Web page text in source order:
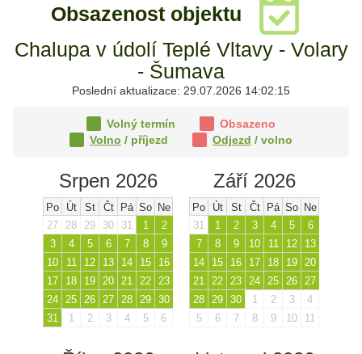
Obsazenost objektu
Chalupa v údolí Teplé Vltavy - Volary
- Šumava
Poslední aktualizace: 29.07.2026 14:02:15
Volný termín
Obsazeno
Volno / příjezd Odjezd / volno
Srpen 2026
Po Út St Čt Pá So Ne
27
28 29 30 31 1
2
3
4 5 6 7 8
9
10
11 12 13 14 15
16
17
18 19 20 21 22 23
24 25 26 27 28 29 30
31
1 2 3 4 5 6
Září 2026
Po Út St Čt Pá So Ne
31
1 2 3 4 5
6
7
8 9 10 11 12
13
14
15 16 17 18 19 20
21 22 23 24 25 26 27
28 29 30 1 2 3
4
5
6 7 8 9 10 11